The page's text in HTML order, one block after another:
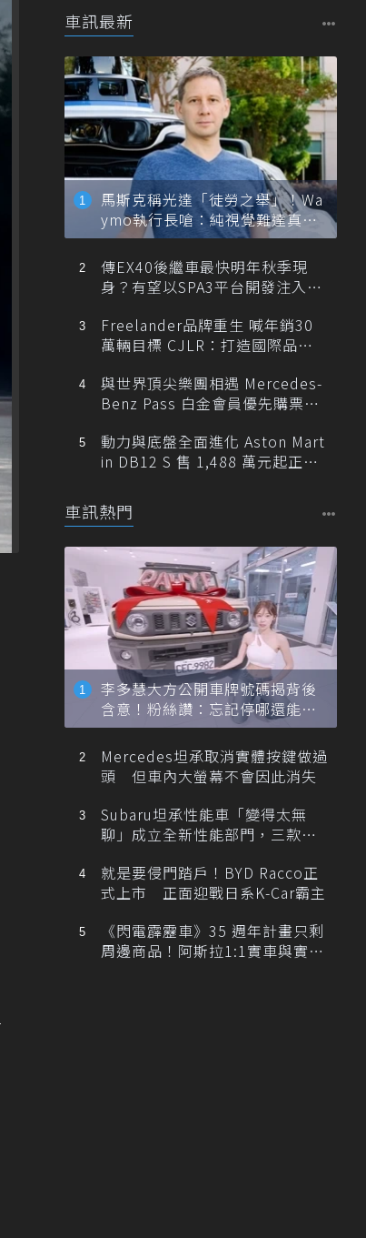
車訊最新
馬斯克稱光達「徒勞之舉」！Wa
ymo執行長嗆：純視覺難達真正
自動駕駛
傳EX40後繼車最快明年秋季現
身？有望以SPA3平台開發注入80
Freelander品牌重生 喊年銷30
萬輛目標 CJLR：打造國際品牌
與世界頂尖樂團相遇 Mercedes-
Benz Pass 白金會員優先購票維
動力與底盤全面進化 Aston Mart
in DB12 S 售 1,488 萬元起正式
車訊熱門
李多慧大方公開車牌號碼揭背後
含意！粉絲讚：忘記停哪還能幫
忙找車
Mercedes坦承取消實體按鍵做過
頭 但車內大螢幕不會因此消失
Subaru坦承性能車「變得太無
聊」成立全新性能部門，三款手
就是要侵門踏戶！BYD Racco正
式上市 正面迎戰日系K-Car霸主
《閃電霹靂車》35 週年計畫只剩
周邊商品！阿斯拉1:1實車與實體